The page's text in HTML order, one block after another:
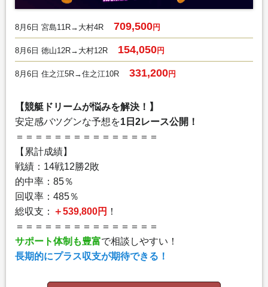
8月6日 宮島11R→大村4R 709,500円
8月6日 徳山12R→大村12R 154,050円
8月6日 住之江5R→住之江10R 331,200円
【競艇ドリームが悩みを解決！】
安定感バツグンな予想を1日2レース公開！
＝＝＝＝＝＝＝＝＝＝＝＝＝＝＝
【累計成績】
戦績：14戦12勝2敗
的中率：85％
回収率：485％
総収支：
＋539,800円 ！
＝＝＝＝＝＝＝＝＝＝＝＝＝＝＝
サポート体制も豊富で相談しやすい！
長期的にプラス収支が期待できる！